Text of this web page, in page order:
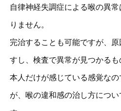
自律神経失調症による喉の異
りません。
完治することも可能ですが、
すし、検査で異常が見つかるも
本人だけが感じている感覚な
が、喉の違和感の治し方につ